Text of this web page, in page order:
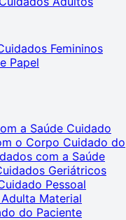
Femininos
Papel
a Saúde Cuidado
o Corpo Cuidado do
com a Saúde
Geriátricos
Pessoal
Material
do Paciente